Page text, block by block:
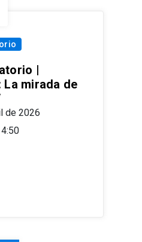
|
La mirada de
de 2026